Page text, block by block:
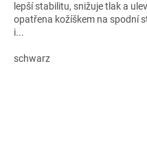
lepší stabilitu, snižuje tlak a
opatřena kožíškem na spodní
i...
schwarz